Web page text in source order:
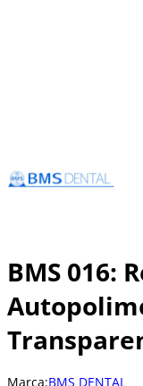
BMS 016:
Marca:BMS DENTAL